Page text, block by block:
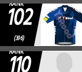
RANK
102
(396)
RANK